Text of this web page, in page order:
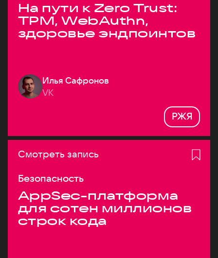
На пути к Zero Trust:
TPM, WebAuthn,
здоровье эндпоинтов
Илья Сафронов
VK
РЖЯ
Смотреть запись
Безопасность
AppSec-платформа
для сотен миллионов
строк кода